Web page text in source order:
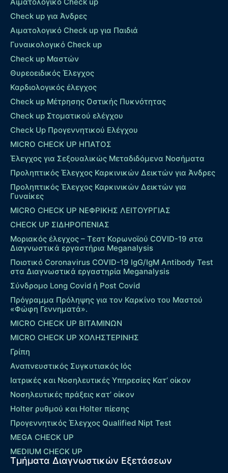
Αιματολογικό Check up
Check up για Άνδρες
Αιματολογικό Check up για Παιδιά
Γυναικολογικό Check up
Check up Μαστών
Θυρεοειδικός Έλεγχος
Καρδιολογικός έλεγχος
Check up Mέτρησης Οστικής Πυκνότητας
Check up Στοματικού ελέγχου
Check Up Προγεννητικού Ελέγχου
MICRO CHECK UP HΠΑΤΟΣ
Έλεγχος για Σεξουαλικώς Μεταδιδόμενα Νοσήματα
Προληπτικός Έλεγχος Καρκινικών Δεικτών για Άνδρες
Προληπτικός Έλεγχος Καρκινικών Δεικτών για
Γυναίκες
MICRO CHECK UP ΝΕΦΡΙΚΗΣ ΛΕΙΤΟΥΡΓΙΑΣ
CHECK UP ΣΙΔΗΡΟΠΕΝΙΑΣ
Μοριακός έλεγχος – Τεστ Κορωνοϊού COVID-19 στα
Διαγνωστικά εργαστήρια Meganalysis
Ποιοτικό Coronavirus COVID-19 IgG/IgM Antibody Test
στα Διαγνωστικά εργαστηρία Meganalysis
Σύνδρομο Long Covid ή Post Covid
Πρόγραμμα Πρόληψης για τον Καρκίνο του Μαστού
«Φώφη Γεννηματά».
MICRO CHECK UP ΒΙΤΑΜΙΝΩΝ
MICRO CHECK UP ΧΟΛΗΣΤΕΡΙΝΗΣ
Γρίπη
Αναπνευστικός Συγκυτιακός Ιός
Ιατρικές και Νοσηλευτικές Υπηρεσίες Κατ’ οίκον
Νοσηλευτικές πράξεις κατ’ οίκον
Holter ρυθμού και Holter πίεσης
Προγεννητικός Έλεγχος Qualified Nipt Test
MEGA CHECK UP
MEDIUM CHECK UP
Τμήματα Διαγνωστικών Εξετάσεων